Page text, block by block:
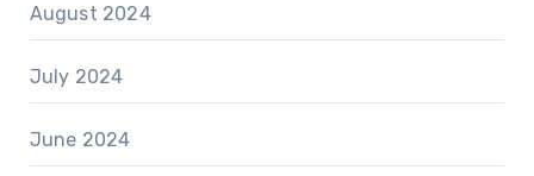
August 2024
July 2024
June 2024